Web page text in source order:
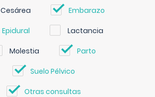
Cesárea Embarazo
Epidural Lactancia
Molestia Parto
Suelo Pélvico
Otras consultas